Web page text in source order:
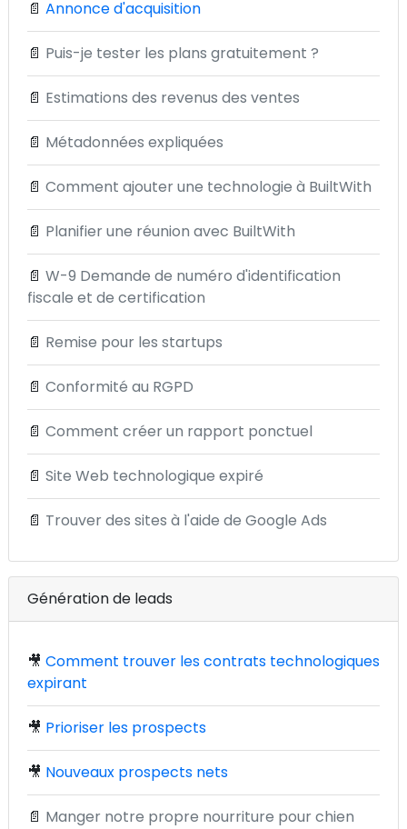
📄 Annonce d'acquisition
📄 Puis-je tester les plans gratuitement ?
📄 Estimations des revenus des ventes
📄 Métadonnées expliquées
📄 Comment ajouter une technologie à BuiltWith
📄 Planifier une réunion avec BuiltWith
📄 W-9 Demande de numéro d'identification
fiscale et de certification
📄 Remise pour les startups
📄 Conformité au RGPD
📄 Comment créer un rapport ponctuel
📄 Site Web technologique expiré
📄 Trouver des sites à l'aide de Google Ads
Génération de leads
🎥 Comment trouver les contrats technologiques
expirant
🎥 Prioriser les prospects
🎥 Nouveaux prospects nets
📄 Manger notre propre nourriture pour chien